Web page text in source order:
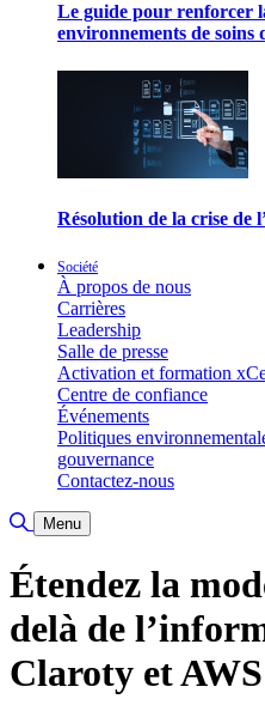
Le guide pour renforcer
environnements de soins
Résolution de la crise de
Société
À propos de nous
Carrières
Leadership
Salle de presse
Activation et formation
Centre de confiance
Événements
Politiques
gouvernance
Contactez-nous
Basculer la recherche
Menu
Étendez la
delà de
Claroty et AWS